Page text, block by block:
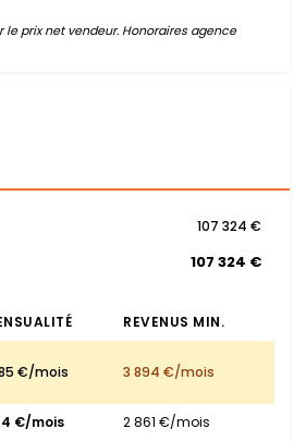
le prix net vendeur. Honoraires agence
107 324 €
107 324 €
REVENUS MIN.
€/mois 3 894 €/mois
€/mois 2 861 €/mois